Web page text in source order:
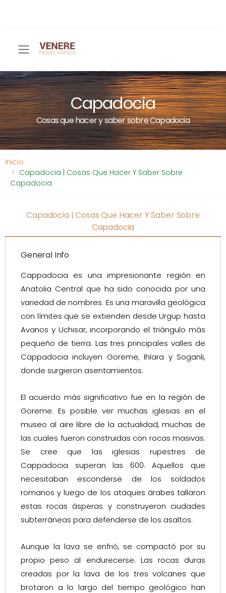
Toggle mobile menu
Capadocia
Cosas que hacer y saber sobre Capadocia
Inicio
Capadocia | Cosas Que Hacer Y Saber Sobre
Capadocia
Capadocia | Cosas Que Hacer Y Saber Sobre
Capadocia
General Info
Cappadocia es una impresionante región en
Anatolia Central que ha sido conocida por una
variedad de nombres. Es una maravilla geológica
con límites que se extienden desde Urgup hasta
Avanos y Uchisar, incorporando el triángulo más
pequeño de tierra. Las tres principales valles de
Cappadocia incluyen Goreme, Ihlara y Soganli,
donde surgieron asentamientos.
El acuerdo más significativo fue en la región de
Goreme. Es posible ver muchas iglesias en el
museo al aire libre de la actualidad, muchas de
las cuales fueron construidas con rocas masivas.
Se cree que las iglesias rupestres de
Cappadocia superan las 600. Aquellos que
necesitaban esconderse de los soldados
romanos y luego de los ataques árabes tallaron
estas rocas ásperas y construyeron ciudades
subterráneas para defenderse de los asaltos.
Aunque la lava se enfrió, se compactó por su
propio peso al endurecerse. Las rocas duras
creadas por la lava de los tres volcanes que
brotaron a lo largo del tiempo geológico han